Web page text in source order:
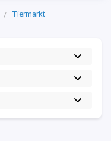
Tiermarkt